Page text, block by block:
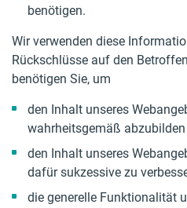
benötigen.
Wir verwenden diese
Rückschlüsse auf den
benötigen Sie, um
den Inhalt unseres
wahrheitsgemäß
den Inhalt unseres
dafür sukzessive zu
die generelle Funktionalität